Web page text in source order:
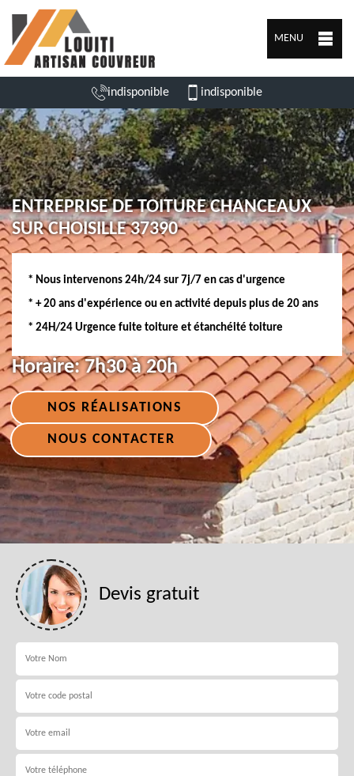
MENU
indisponible indisponible
ENTREPRISE DE TOITURE CHANCEAUX
SUR CHOISILLE 37390
* Nous intervenons 24h/24 sur 7j/7 en cas d'urgence
* + 20 ans d'expérience ou en activité depuis plus de 20 ans
* 24H/24 Urgence fuite toiture et étanchéité toiture
Horaire:7h30 à 20h
NOS RÉALISATIONS
NOUS CONTACTER
Devis gratuit